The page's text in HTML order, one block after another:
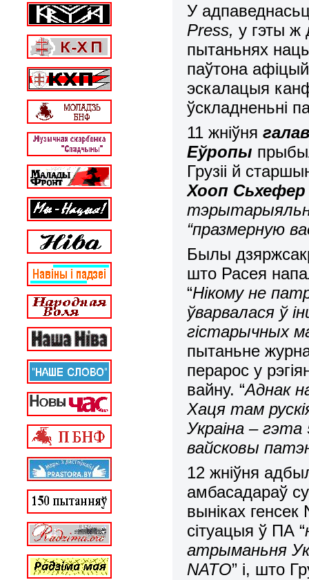
У
Press, у гэты ж
пытаньнях
паўтона
эскалацыя
ўскладненьні
11 жніўня
Еўропы
Грузіі й
Хооп Сьхефер
“празмерную
Былы
што Расея
“Нікому не
ўварвалася ў
гістарычных
пытаньне
перарос у
вайну. “Аднак
Хаця там
Украіна –
вайсковы
12 жніўня
амбасадараў
выніках
сітуацыя ў ПА “
атрыманьня
NATO” і, што